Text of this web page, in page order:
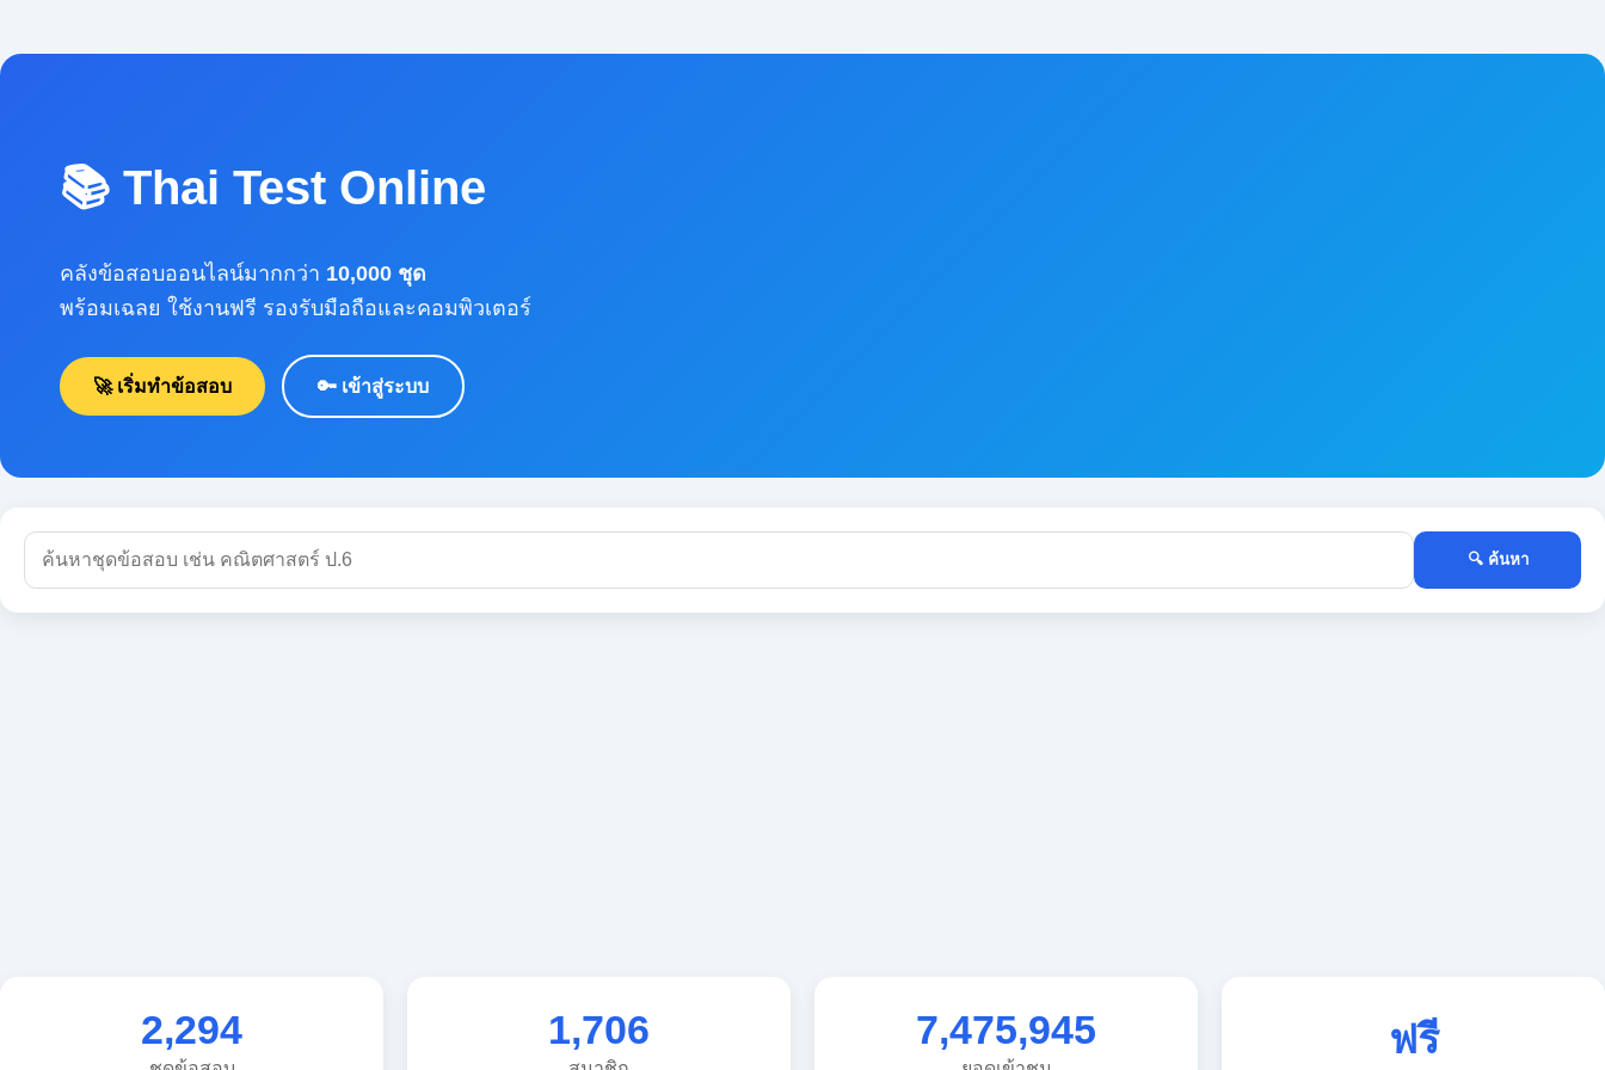
📚 Thai Test Online
คลังข้อสอบออนไลน์มากกว่า10,000 ชุด
พร้อมเฉลย ใช้งานฟรี รองรับมือถือและคอมพิวเตอร์
🚀 เริ่มทำข้อสอบ 🔑 เข้าสู่ระบบ
2,294
ชุดข้อสอบ
1,706
สมาชิก
7,475,945
ยอดเข้าชม
ฟรี
ใช้งานตลอด 24 ชั่วโมง